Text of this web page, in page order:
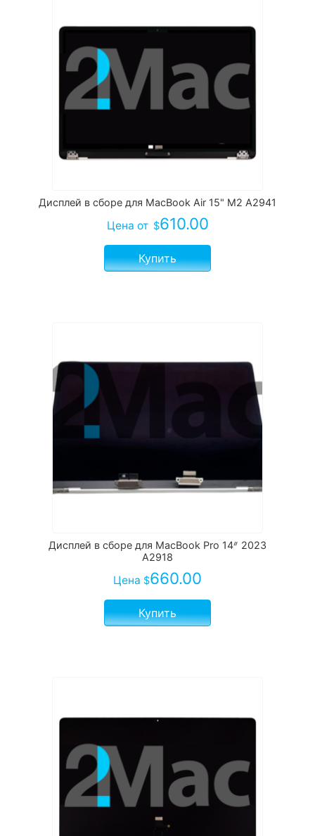
Дисплей в сборе для MacBook Air 15" M2 A2941
Цена от $610.00
Купить
Дисплей в сборе для MacBook Pro 14ᐥ 2023
А2918
Цена $660.00
Купить